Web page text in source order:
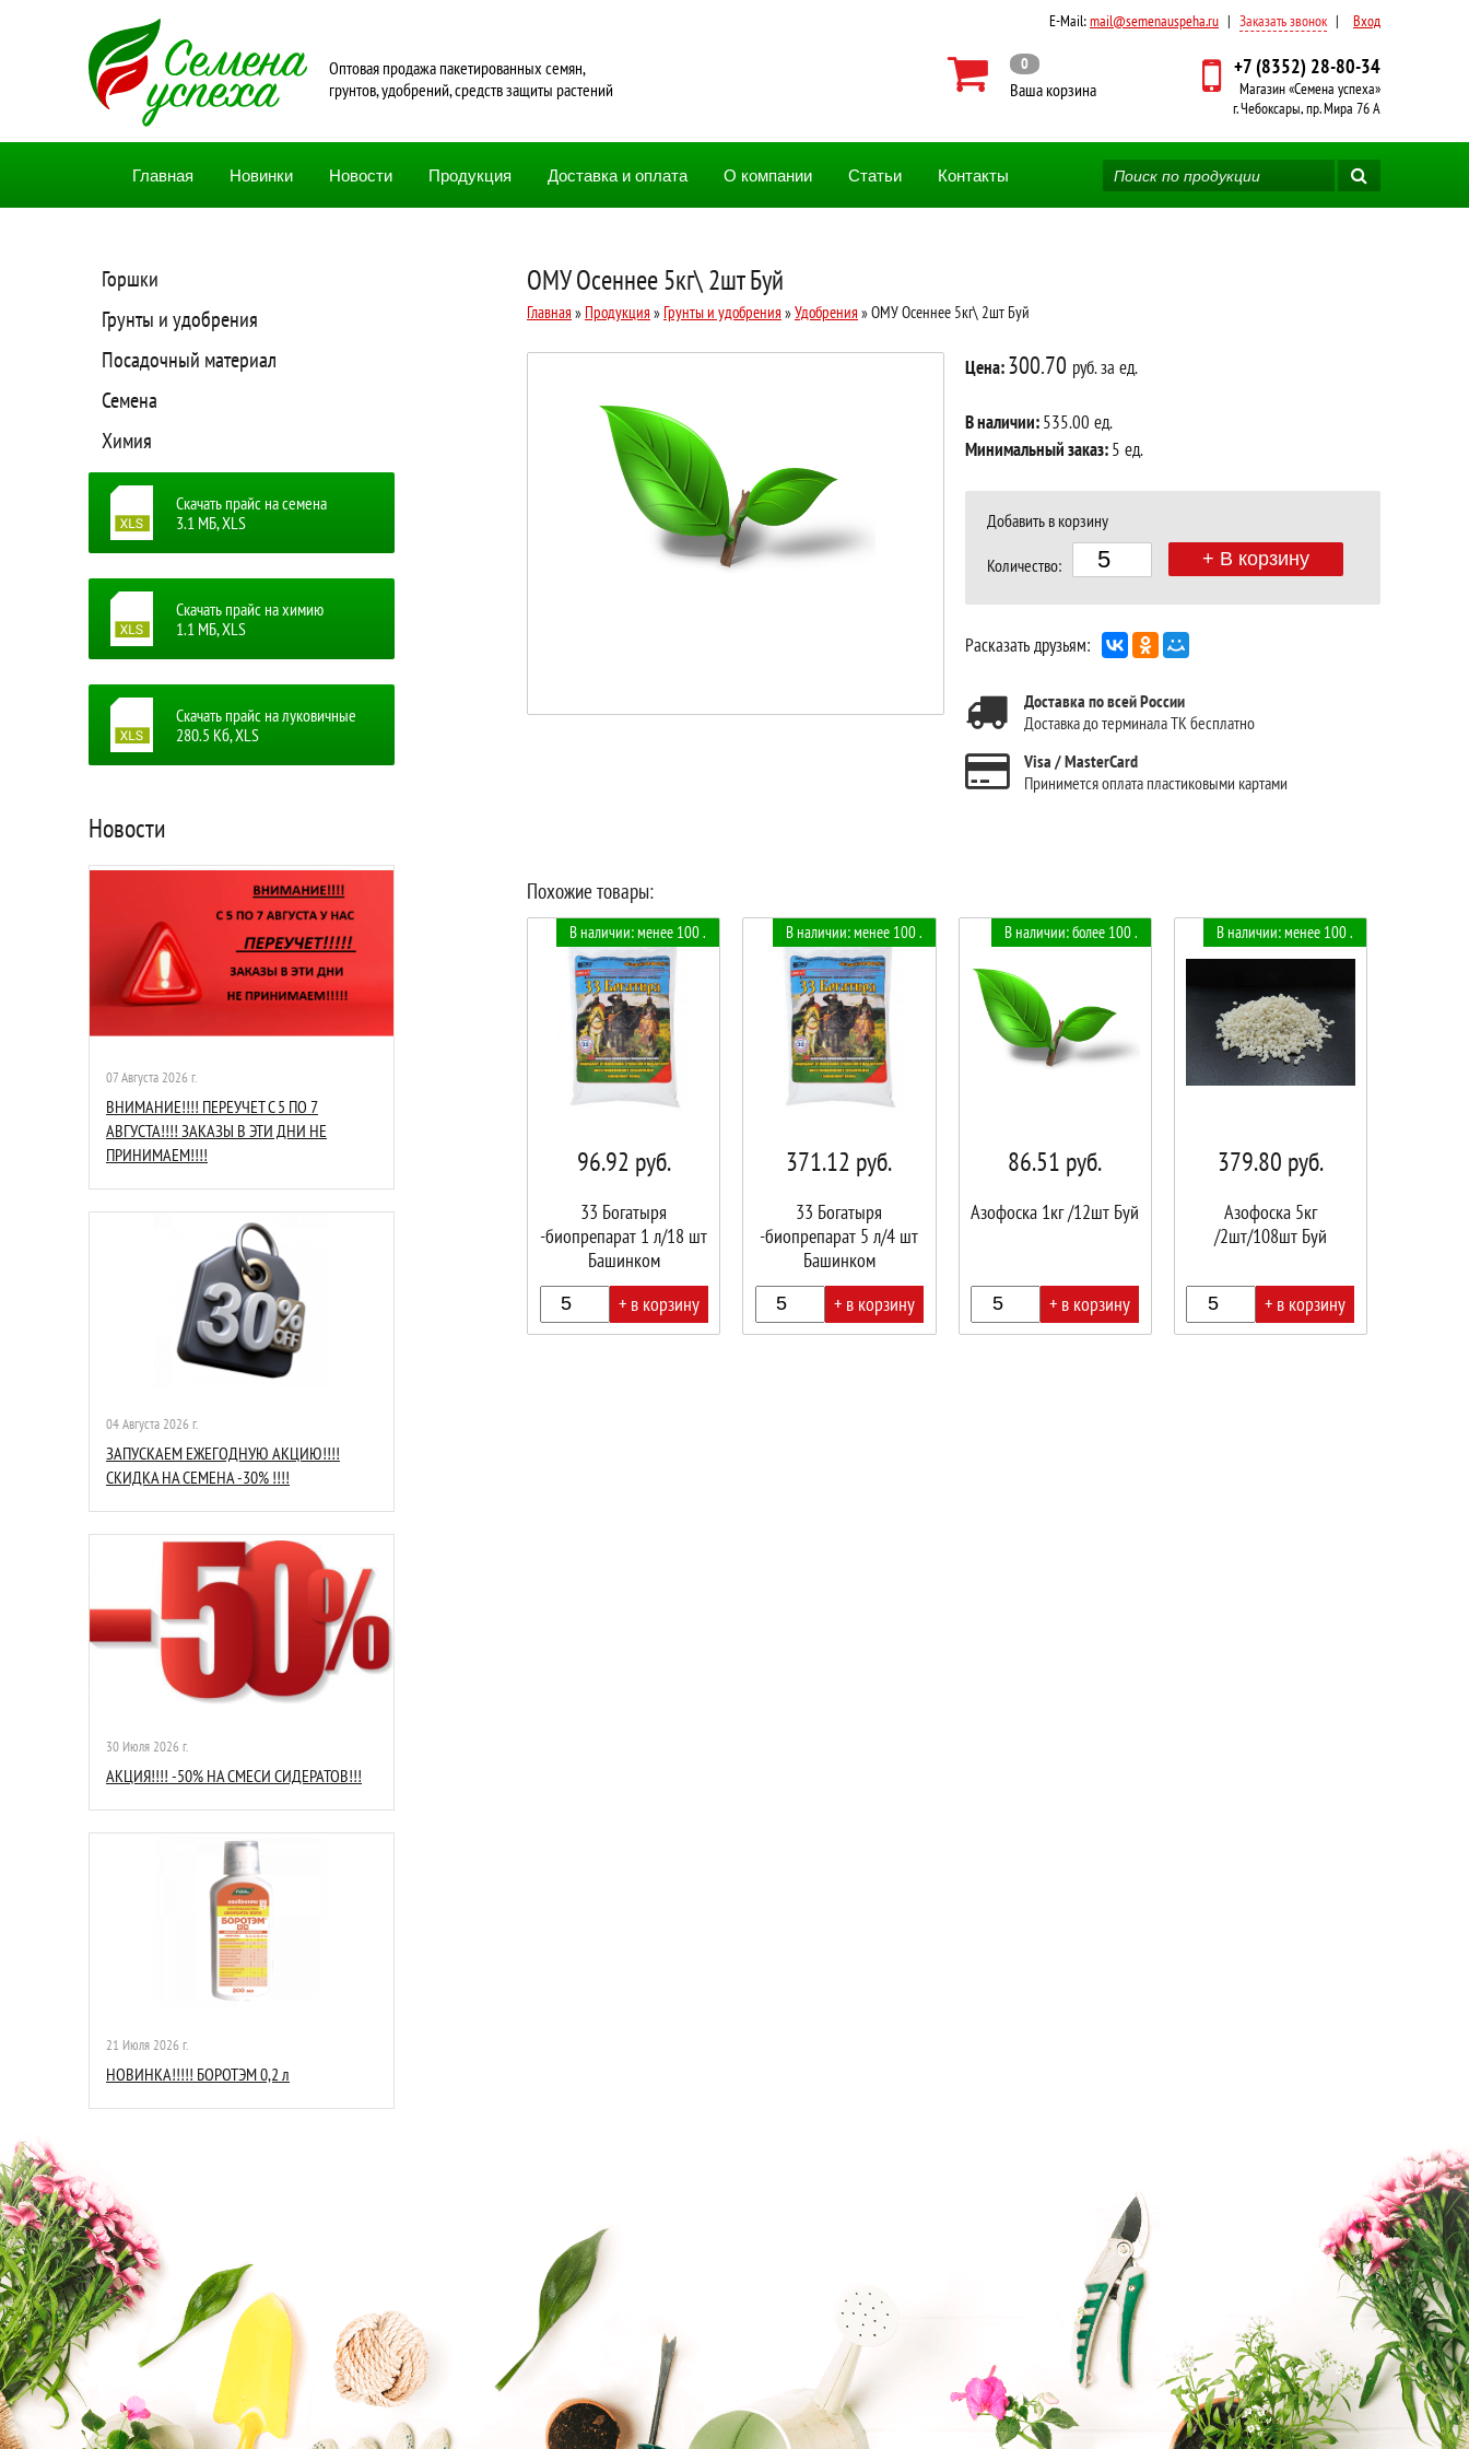
E-Mail:mail@semenauspeha.ru | Заказать звонок | Вход
Oптовая продажа пакетированных семян,
грунтов, удобрений, средств защиты растений
0
Ваша корзина
+7 (8352) 28-80-34
Магазин «Семена успеха»
г. Чебоксары, пр. Мира 76 А
Главная Новинки Новости Продукция Доставка и оплата О компании Статьи Контакты
Горшки
Грунты и удобрения
Посадочный материал
Семена
Химия
Скачать прайс на семена
3.1 MБ, XLS
Скачать прайс на химию
1.1 MБ, XLS
Скачать прайс на луковичные
280.5 Кб, XLS
Новости
07 Августа 2026 г.
ВНИМАНИЕ!!!! ПЕРЕУЧЕТ С 5 ПО 7
АВГУСТА!!!! ЗАКАЗЫ В ЭТИ ДНИ НЕ
ПРИНИМАЕМ!!!!
04 Августа 2026 г.
ЗАПУСКАЕМ ЕЖЕГОДНУЮ АКЦИЮ!!!!
СКИДКА НА СЕМЕНА -30% !!!!
30 Июля 2026 г.
АКЦИЯ!!!! -50% НА СМЕСИ СИДЕРАТОВ!!!
21 Июля 2026 г.
НОВИНКА!!!!! БОРОТЭМ 0,2 л
ОМУ Осеннее 5кг\ 2шт Буй
Главная » Продукция » Грунты и удобрения »Удобрения » ОМУ Осеннее 5кг\ 2шт Буй
Цена:300.70 руб. за ед.
В наличии:535.00 ед.
Минимальный заказ:5 ед.
Добавить в корзину
Количество: + В корзину
Расказать друзьям:
Доставка по всей России
Доставка до терминала ТК бесплатно
Visa / MasterCard
Принимется оплата пластиковыми картами
Похожие товары:
В наличии: менее 100 .
96.92 руб.
33 Богатыря
-биопрепарат 1 л/18 шт
Башинком
+ в корзину
В наличии: менее 100 .
371.12 руб.
33 Богатыря
-биопрепарат 5 л/4 шт
Башинком
+ в корзину
В наличии: более 100 .
86.51 руб.
Азофоска 1кг /12шт Буй
+ в корзину
В наличии: менее 100 .
379.80 руб.
Азофоска 5кг
/2шт/108шт Буй
+ в корзину